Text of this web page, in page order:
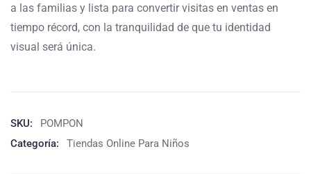
a las familias y lista para convertir visitas en ventas en
tiempo récord, con la tranquilidad de que tu identidad
visual será única.
SKU:
POMPON
Categoría:
Tiendas Online Para Niños